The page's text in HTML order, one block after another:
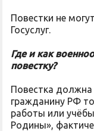
Повестки не
Госуслуг.
Где и как
повестку?
Повестка должна
гражданину РФ
работы или
Родины»,